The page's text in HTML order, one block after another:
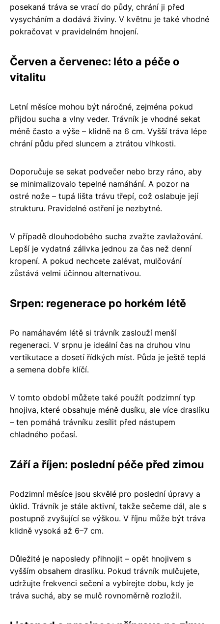
posekaná tráva se vrací do půdy, chrání ji před
vysycháním a dodává živiny. V květnu je také vhodné
pokračovat v pravidelném hnojení.
Červen a červenec: léto a péče o
vitalitu
Letní měsíce mohou být náročné, zejména pokud
přijdou sucha a vlny veder. Trávník je vhodné sekat
méně často a výše – klidně na 6 cm. Vyšší tráva lépe
chrání půdu před sluncem a ztrátou vlhkosti.
Doporučuje se sekat podvečer nebo brzy ráno, aby
se minimalizovalo tepelné namáhání. A pozor na
ostré nože – tupá lišta trávu třepí, což oslabuje její
strukturu. Pravidelné ostření je nezbytné.
V případě dlouhodobého sucha zvažte zavlažování.
Lepší je vydatná zálivka jednou za čas než denní
kropení. A pokud nechcete zalévat, mulčování
zůstává velmi účinnou alternativou.
Srpen: regenerace po horkém létě
Po namáhavém létě si trávník zaslouží menší
regeneraci. V srpnu je ideální čas na druhou vlnu
vertikutace a dosetí řídkých míst. Půda je ještě teplá
a semena dobře klíčí.
V tomto období můžete také použít podzimní typ
hnojiva, které obsahuje méně dusíku, ale více draslíku
– ten pomáhá trávníku zesílit před nástupem
chladného počasí.
Září a říjen: poslední péče před zimou
Podzimní měsíce jsou skvělé pro poslední úpravy a
úklid. Trávník je stále aktivní, takže sečeme dál, ale s
postupně zvyšující se výškou. V říjnu může být tráva
klidně vysoká až 6–7 cm.
Důležité je naposledy přihnojit – opět hnojivem s
vyšším obsahem draslíku. Pokud trávník mulčujete,
udržujte frekvenci sečení a vybírejte dobu, kdy je
tráva suchá, aby se mulč rovnoměrně rozložil.